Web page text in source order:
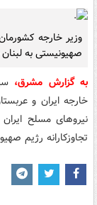
وزیر خارجه
صهیونیستی به
به گزارش مشرق،
خارجه ایران و
تجاوزکارانه رژیم